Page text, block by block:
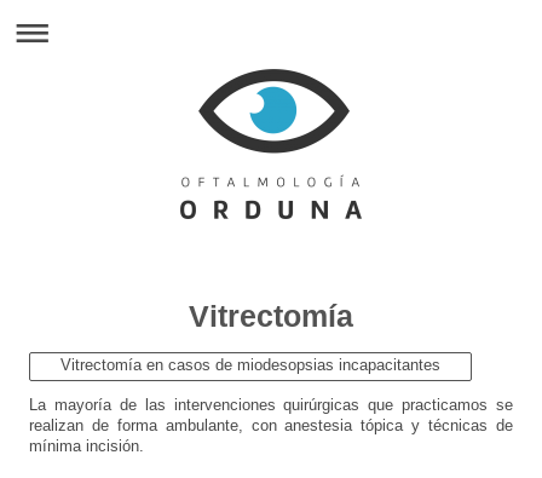
Vitrectomía
Vitrectomía en casos de miodesopsias incapacitantes
La mayoría de las intervenciones quirúrgicas que practicamos se
realizan de forma ambulante, con anestesia tópica y técnicas de
mínima incisión.